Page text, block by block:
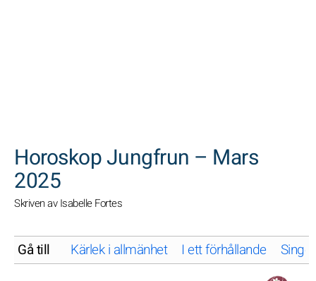
Horoskop Jungfrun – Mars
2025
Skriven av Isabelle Fortes
Gå till Kärlek i allmänhet I ett förhållande Singel